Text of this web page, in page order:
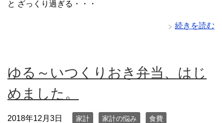
と ざっくり過ぎる・・・
続きを読む
ゆる～いつくりおき弁当、はじ
めました。
2018年12月3日 家計 家計の悩み 食費